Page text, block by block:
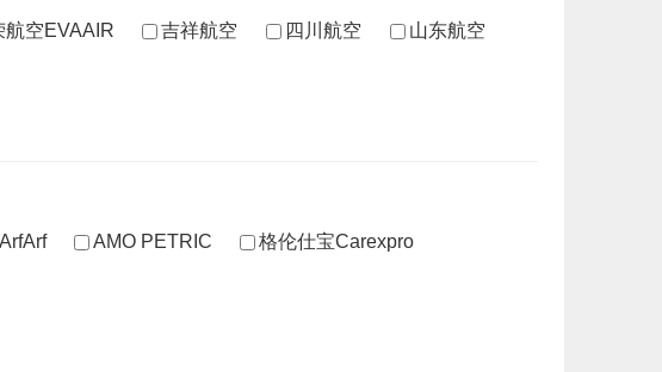
航空EVAAIR 吉祥航空 四川航空 山东航空
AMO PETRIC
格伦仕宝Carexpro